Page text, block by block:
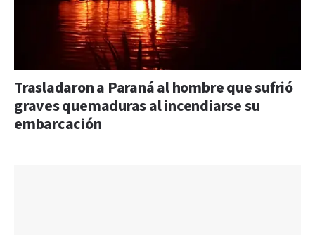
Trasladaron a Paraná al hombre que sufrió
graves quemaduras al incendiarse su
embarcación